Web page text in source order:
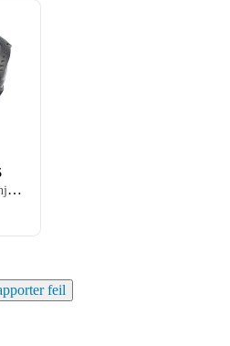
Helhjelm, Adventurehjelmer, Sort, Hvit, Sølv, Grå, Blå, Rød, Gul, Oransje, Gull, Grønn, Beige
feil